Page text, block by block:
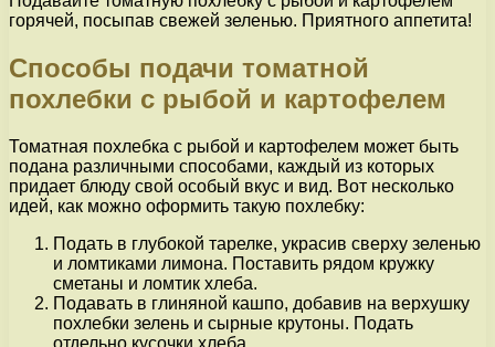
горячей, посыпав свежей зеленью. Приятного аппетита!
Способы подачи томатной
похлебки с рыбой и картофелем
Томатная похлебка с рыбой и картофелем может быть
подана различными способами, каждый из которых
придает блюду свой особый вкус и вид. Вот несколько
идей, как можно оформить такую похлебку:
Подать в глубокой тарелке, украсив сверху зеленью
и ломтиками лимона. Поставить рядом кружку
сметаны и ломтик хлеба.
Подавать в глиняной кашпо, добавив на верхушку
похлебки зелень и сырные крутоны. Подать
отдельно кусочки хлеба.